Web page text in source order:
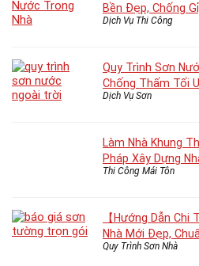
Bền Đẹp, Chống
Dịch Vụ Thi Công
Quy Trình Sơn
Chống Thấm Tối
Dịch Vụ Sơn
Làm Nhà Khung
Pháp Xây Dựng
Thi Công Mái Tôn
【Hướng Dẫn
Nhà Mới Đẹp,
Quy Trình Sơn Nhà